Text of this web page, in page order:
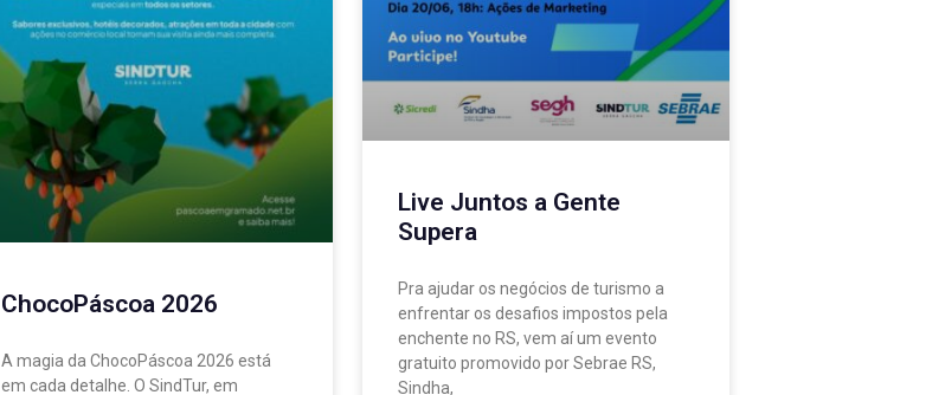
ChocoPáscoa 2026
A magia da ChocoPáscoa 2026 está
em cada detalhe. O SindTur, em
Live Juntos a Gente
Supera
Pra ajudar os negócios de turismo a
enfrentar os desafios impostos pela
enchente no RS, vem aí um evento
gratuito promovido por Sebrae RS,
Sindha,